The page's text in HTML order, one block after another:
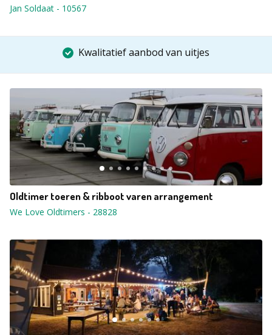
Jan Soldaat - 10567
Kwalitatief aanbod van uitjes
Oldtimer toeren & ribboot varen arrangement
We Love Oldtimers - 28828